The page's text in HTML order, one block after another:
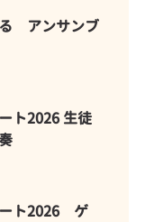
アンサンブ
ト2026 生徒
ト2026 ゲ